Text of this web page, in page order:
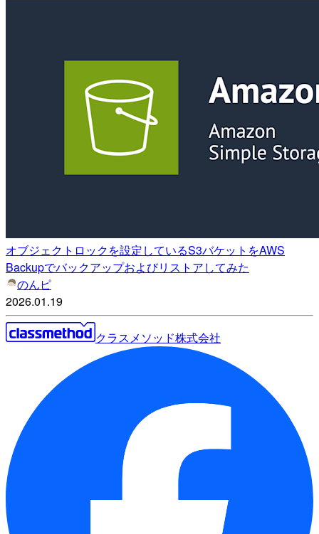
オブジェクトロックを設定しているS3バケットをAWS
Backupでバックアップおよびリストアしてみた
のんピ
2026.01.19
クラスメソッド株式会社